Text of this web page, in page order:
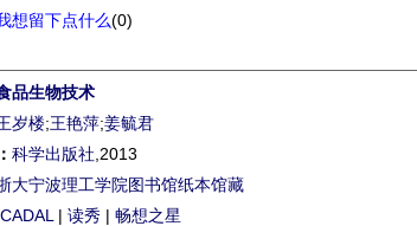
想留下点什么(0)
品生物技术
岁楼;王艳萍;姜毓君
科学出版社 ,2013
大宁波理工学院图书馆纸本馆藏
CADAL | 读秀 | 畅想之星